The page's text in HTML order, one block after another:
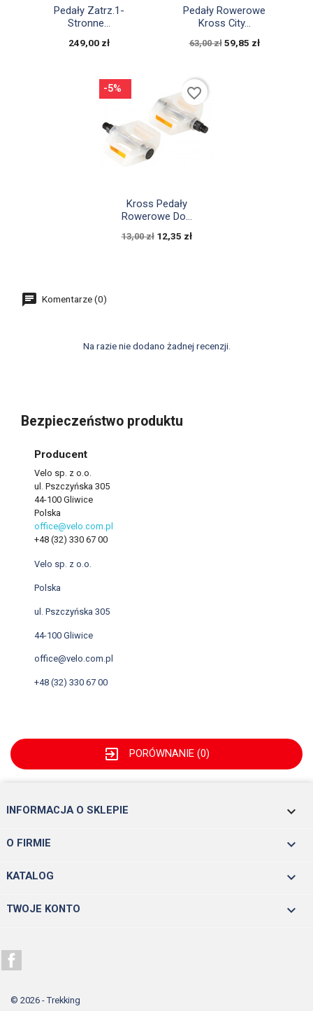
Szybki podgląd
Pedały Zatrz.1-
Stronne...
249,00 zł
Szybki podgląd
Pedały Rowerowe
Kross City...
63,00 zł 59,85 zł
Szybki podgląd
Kross Pedały
Rowerowe Do...
13,00 zł 12,35 zł
-5% favorite_border
Komentarze (0)
Na razie nie dodano żadnej recenzji.
Bezpieczeństwo produktu
Producent
Velo sp. z o.o.
ul. Pszczyńska 305
44-100 Gliwice
Polska
office@velo.com.pl
+48 (32) 330 67 00
Velo sp. z o.o.
Polska
ul. Pszczyńska 305
44-100 Gliwice
office@velo.com.pl
+48 (32) 330 67 00
exit_to_app PORÓWNANIE (0)
INFORMACJA O SKLEPIE keyboard_arrow_down
O FIRMIE 
KATALOG 
TWOJE KONTO 
© 2026 - Trekking